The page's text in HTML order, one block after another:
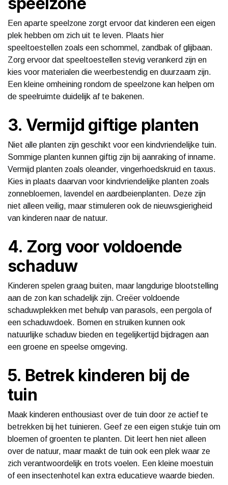
Een aparte speelzone zorgt ervoor dat kinderen een eigen
plek hebben om zich uit te leven. Plaats hier
speeltoestellen zoals een schommel, zandbak of glijbaan.
Zorg ervoor dat speeltoestellen stevig verankerd zijn en
kies voor materialen die weerbestendig en duurzaam zijn.
Een kleine omheining rondom de speelzone kan helpen om
de speelruimte duidelijk af te bakenen.
3. Vermijd giftige planten
Niet alle planten zijn geschikt voor een kindvriendelijke tuin.
Sommige planten kunnen giftig zijn bij aanraking of inname.
Vermijd planten zoals oleander, vingerhoedskruid en taxus.
Kies in plaats daarvan voor kindvriendelijke planten zoals
zonnebloemen, lavendel en aardbeienplanten. Deze zijn
niet alleen veilig, maar stimuleren ook de nieuwsgierigheid
van kinderen naar de natuur.
4. Zorg voor voldoende
schaduw
Kinderen spelen graag buiten, maar langdurige blootstelling
aan de zon kan schadelijk zijn. Creëer voldoende
schaduwplekken met behulp van parasols, een pergola of
een schaduwdoek. Bomen en struiken kunnen ook
natuurlijke schaduw bieden en tegelijkertijd bijdragen aan
een groene en speelse omgeving.
5. Betrek kinderen bij de
tuin
Maak kinderen enthousiast over de tuin door ze actief te
betrekken bij het tuinieren. Geef ze een eigen stukje tuin om
bloemen of groenten te planten. Dit leert hen niet alleen
over de natuur, maar maakt de tuin ook een plek waar ze
zich verantwoordelijk en trots voelen. Een kleine moestuin
of een insectenhotel kan extra educatieve waarde bieden.